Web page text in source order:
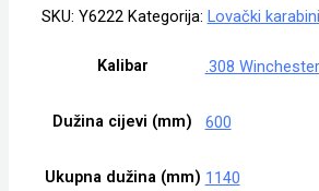
SKU: Y6222 Kategorija: Lovački karabini
Kalibar .308 Winchester
Dužina cijevi (mm) 600
Ukupna dužina (mm) 1140